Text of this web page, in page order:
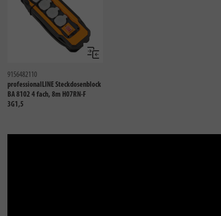
Vergleichen
9156482110
professionalLINE Steckdosenblock
BA 8102 4 fach, 8m H07RN-F
3G1,5